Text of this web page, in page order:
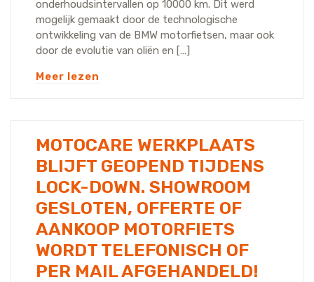
onderhoudsintervallen op 10000 km. Dit werd
mogelijk gemaakt door de technologische
ontwikkeling van de BMW motorfietsen, maar ook
door de evolutie van oliën en […]
Meer lezen
MOTOCARE WERKPLAATS
BLIJFT GEOPEND TIJDENS
LOCK-DOWN. SHOWROOM
GESLOTEN, OFFERTE OF
AANKOOP MOTORFIETS
WORDT TELEFONISCH OF
PER MAIL AFGEHANDELD!